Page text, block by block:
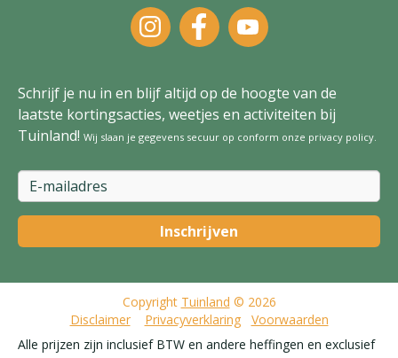
Schrijf je nu in en blijf altijd op de hoogte van de
laatste kortingsacties, weetjes en activiteiten bij
Tuinland! Wij slaan je gegevens secuur op conform onze privacy policy
Copyright Tuinland © 2026
Disclaimer
Privacyverklaring
Voorwaarden
Alle prijzen zijn inclusief BTW en andere heffingen en exclusief